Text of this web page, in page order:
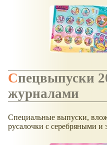
Спецвыпуски 2015 года с
журналами
Специальные выпуски,
русалочки с серебряными и